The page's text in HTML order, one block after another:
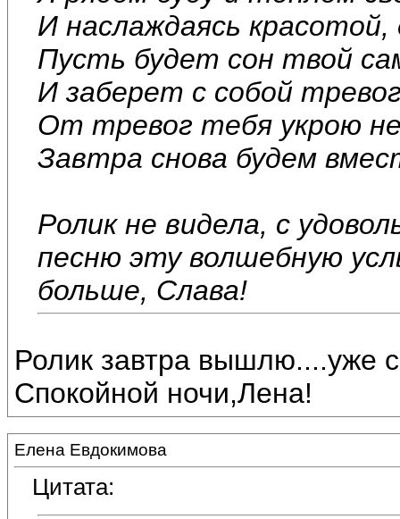
И наслаждаясь
Пусть будет сон твой
И заберет с собой
От тревог тебя укрою
Завтра снова будем
Ролик не видела, с
песню эту волшебную
больше, Слава!
Ролик завтра вышлю....уже
Спокойной ночи,Лена!
Елена Евдокимова
Цитата: